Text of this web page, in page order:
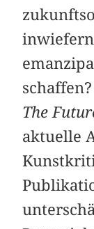
schaffen?
The
aktuelle